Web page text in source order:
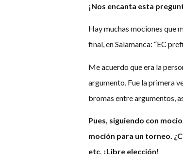
¡Nos encanta esta
Hay muchas mociones que
final, en Salamanca: “EC
Me acuerdo que era la
argumento. Fue la primera
bromas entre argumentos,
Pues, siguiendo con
moción para un torneo.
etc. ¡Libre elección!